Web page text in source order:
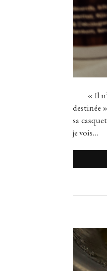
« Il n’y
destinée
sa
je vois…